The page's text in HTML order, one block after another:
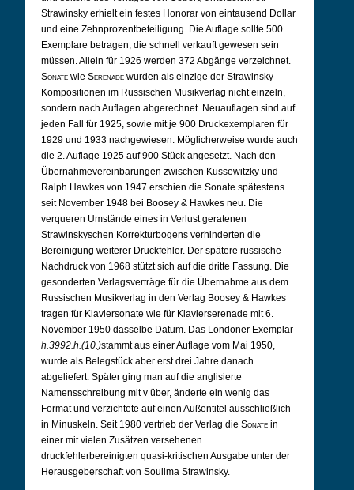
Strawinsky erhielt ein festes Honorar von eintausend Dollar
und eine Zehnprozentbeteiligung. Die Auflage sollte 500
Exemplare betragen, die schnell verkauft gewesen sein
müssen. Allein für 1926 werden 372 Abgänge verzeichnet.
Sonate wie Serenade wurden als einzige der Strawinsky-
Kompositionen im Russischen Musikverlag nicht einzeln,
sondern nach Auflagen abgerechnet. Neuauflagen sind auf
jeden Fall für 1925, sowie mit je 900 Druckexemplaren für
1929 und 1933 nachgewiesen. Möglicherweise wurde auch
die 2. Auflage 1925 auf 900 Stück angesetzt. Nach den
Übernahmevereinbarungen zwischen Kussewitzky und
Ralph Hawkes von 1947 erschien die Sonate spätestens
seit November 1948 bei Boosey & Hawkes neu. Die
verqueren Umstände eines in Verlust geratenen
Strawinskyschen Korrekturbogens verhinderten die
Bereinigung weiterer Druckfehler. Der spätere russische
Nachdruck von 1968 stützt sich auf die dritte Fassung. Die
gesonderten Verlagsverträge für die Übernahme aus dem
Russischen Musikverlag in den Verlag Boosey & Hawkes
tragen für Klaviersonate wie für Klavierserenade mit 6.
November 1950 dasselbe Datum. Das Londoner Exemplar
h.3992.h.(10.)stammt aus einer Auflage vom Mai 1950,
wurde als Belegstück aber erst drei Jahre danach
abgeliefert. Später ging man auf die anglisierte
Namensschreibung mit v über, änderte ein wenig das
Format und verzichtete auf einen Außentitel ausschließlich
in Minuskeln. Seit 1980 vertrieb der Verlag die Sonate in
einer mit vielen Zusätzen versehenen
druckfehlerbereinigten quasi-kritischen Ausgabe unter der
Herausgeberschaft von Soulima Strawinsky.